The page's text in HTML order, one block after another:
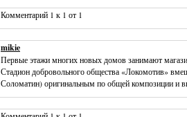
Комментарий 1 к 1 от 1
mikie
Первые этажи многих новых домов занимают
Стадион добровольного общества «Локомотив»
Соломатин) оригинальным по общей композиции и